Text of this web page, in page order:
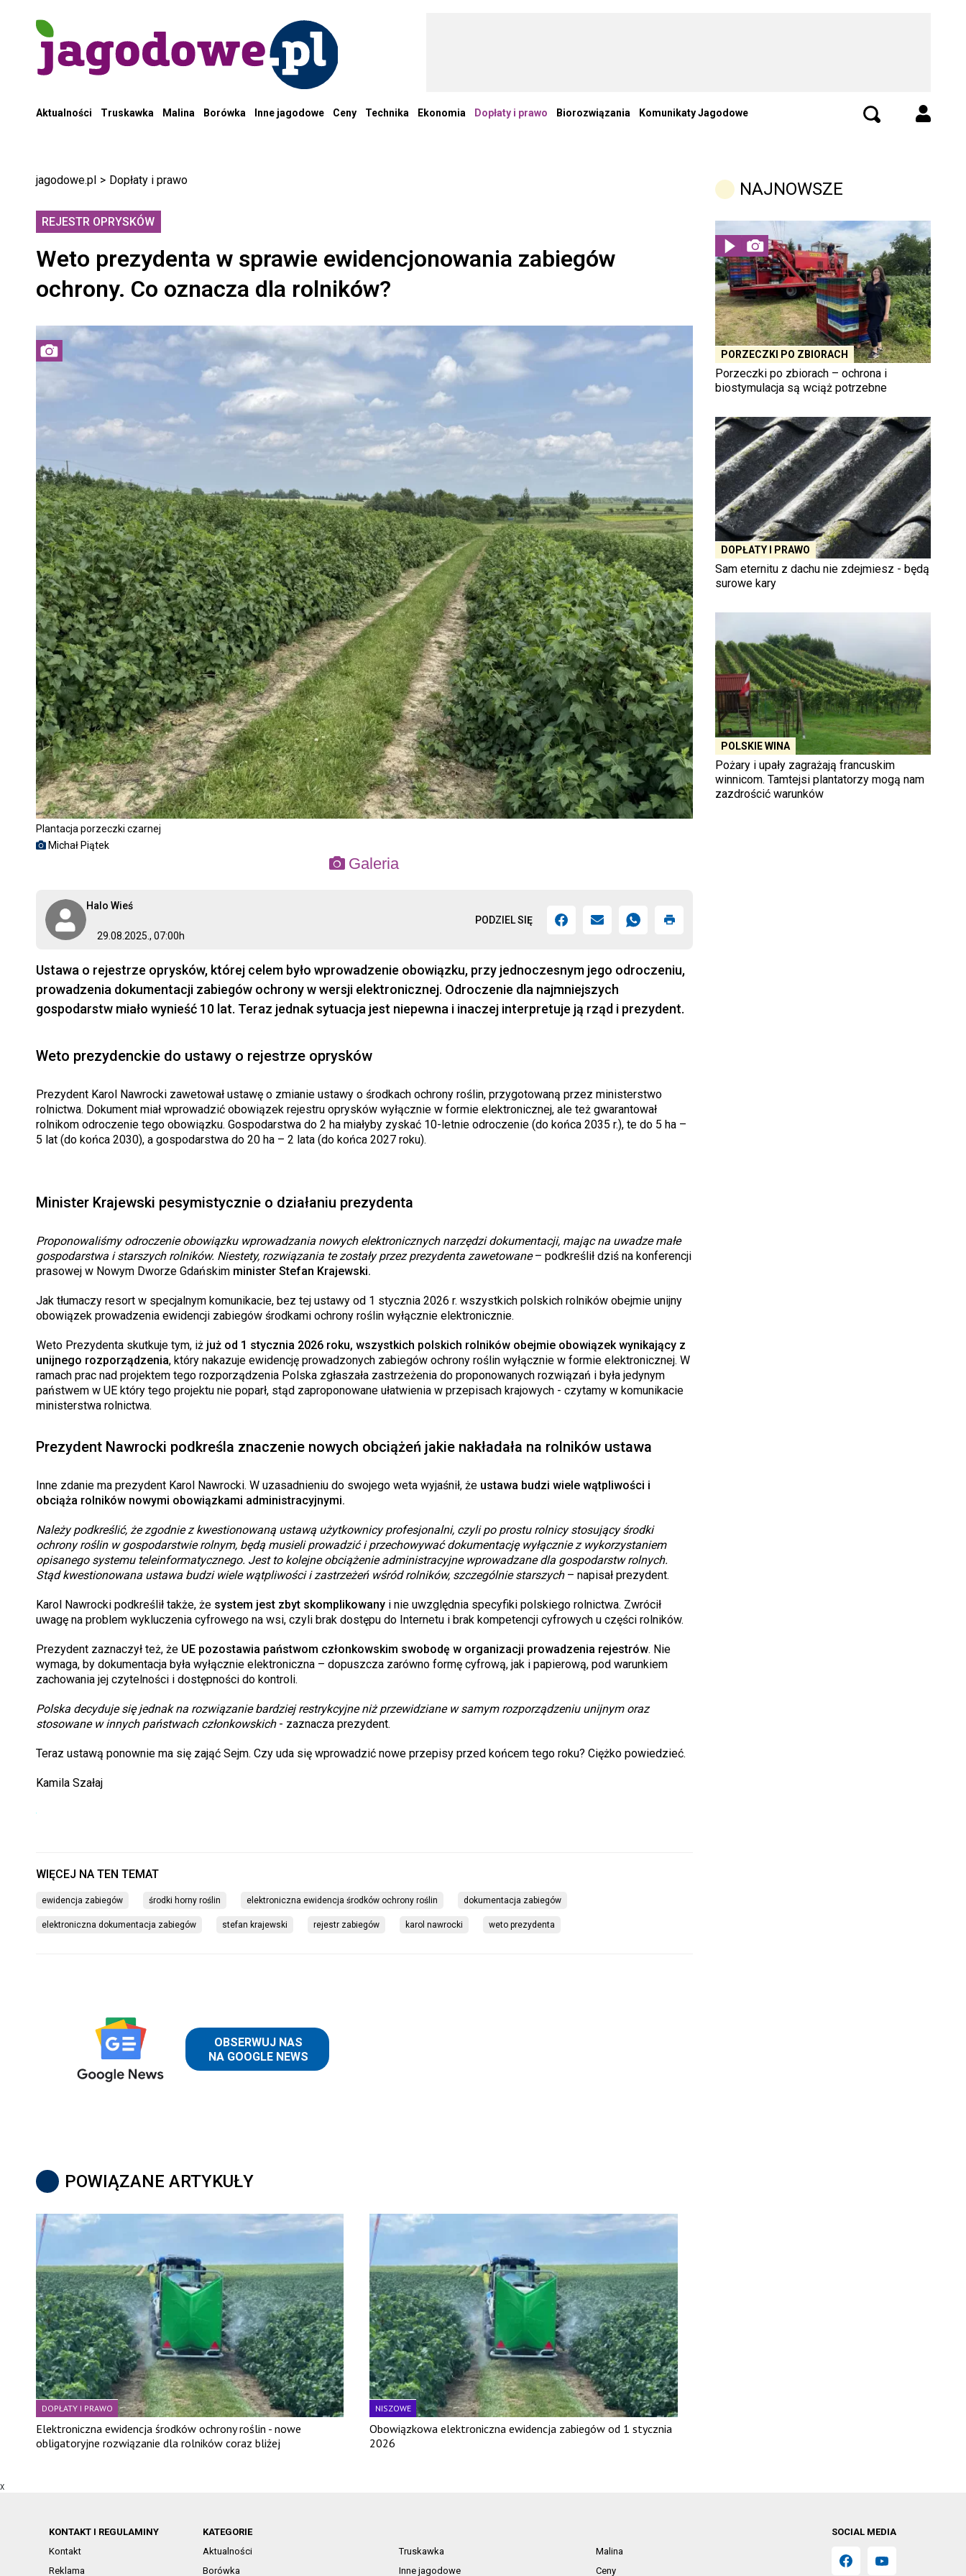
Aktualności Truskawka Malina Borówka Inne jagodowe Ceny Technika Ekonomia Dopłaty i prawo Biorozwiązania Komunikaty Jagodowe
jagodowe.pl > Dopłaty i prawo
Plantacja porzeczki czarnej
Michał Piątek
REJESTR OPRYSKÓW
Weto prezydenta w sprawie ewidencjonowania zabiegów
ochrony. Co oznacza dla rolników?
Galeria
29.08.2025., 07:00h
Halo Wieś
PODZIEL SIĘ
Ustawa o rejestrze oprysków, której celem było wprowadzenie obowiązku, przy jednoczesnym jego odroczeniu,
prowadzenia dokumentacji zabiegów ochrony w wersji elektronicznej. Odroczenie dla najmniejszych
gospodarstw miało wynieść 10 lat. Teraz jednak sytuacja jest niepewna i inaczej interpretuje ją rząd i prezydent.
Weto prezydenckie do ustawy o rejestrze oprysków
Prezydent Karol Nawrocki zawetował ustawę o zmianie ustawy o środkach ochrony roślin, przygotowaną przez ministerstwo
rolnictwa. Dokument miał wprowadzić obowiązek rejestru oprysków wyłącznie w formie elektronicznej, ale też gwarantował
rolnikom odroczenie tego obowiązku. Gospodarstwa do 2 ha miałyby zyskać 10-letnie odroczenie (do końca 2035 r.), te do 5 ha –
5 lat (do końca 2030), a gospodarstwa do 20 ha – 2 lata (do końca 2027 roku).
Minister Krajewski pesymistycznie o działaniu prezydenta
Proponowaliśmy odroczenie obowiązku wprowadzania nowych elektronicznych narzędzi dokumentacji, mając na uwadze małe
gospodarstwa i starszych rolników. Niestety, rozwiązania te zostały przez prezydenta zawetowane– podkreślił dziś na konferencji
prasowej w Nowym Dworze Gdańskim minister Stefan Krajewski.
Jak tłumaczy resort w specjalnym komunikacie, bez tej ustawy od 1 stycznia 2026 r. wszystkich polskich rolników obejmie unijny
obowiązek prowadzenia ewidencji zabiegów środkami ochrony roślin wyłącznie elektronicznie.
Weto Prezydenta skutkuje tym, iż już od 1 stycznia 2026 roku, wszystkich polskich rolników obejmie obowiązek wynikający z
unijnego rozporządzenia, który nakazuje ewidencję prowadzonych zabiegów ochrony roślin wyłącznie w formie elektronicznej. W
ramach prac nad projektem tego rozporządzenia Polska zgłaszała zastrzeżenia do proponowanych rozwiązań i była jedynym
państwem w UE który tego projektu nie poparł, stąd zaproponowane ułatwienia w przepisach krajowych - czytamy w komunikacie
ministerstwa rolnictwa.
Prezydent Nawrocki podkreśla znaczenie nowych obciążeń jakie nakładała na rolników ustawa
Inne zdanie ma prezydent Karol Nawrocki. W uzasadnieniu do swojego weta wyjaśnił, że ustawa budzi wiele wątpliwości i
obciąża rolników nowymi obowiązkami administracyjnymi.
Należy podkreślić, że zgodnie z kwestionowaną ustawą użytkownicy profesjonalni, czyli po prostu rolnicy stosujący środki
ochrony roślin w gospodarstwie rolnym, będą musieli prowadzić i przechowywać dokumentację wyłącznie z wykorzystaniem
opisanego systemu teleinformatycznego. Jest to kolejne obciążenie administracyjne wprowadzane dla gospodarstw rolnych.
Stąd kwestionowana ustawa budzi wiele wątpliwości i zastrzeżeń wśród rolników, szczególnie starszych– napisał prezydent.
Karol Nawrocki podkreślił także, że system jest zbyt skomplikowanyi nie uwzględnia specyfiki polskiego rolnictwa. Zwrócił
uwagę na problem wykluczenia cyfrowego na wsi, czyli brak dostępu do Internetu i brak kompetencji cyfrowych u części rolników.
Prezydent zaznaczył też, że UE pozostawia państwom członkowskim swobodę w organizacji prowadzenia rejestrów. Nie
wymaga, by dokumentacja była wyłącznie elektroniczna – dopuszcza zarówno formę cyfrową, jak i papierową, pod warunkiem
zachowania jej czytelności i dostępności do kontroli.
Polska decyduje się jednak na rozwiązanie bardziej restrykcyjne niż przewidziane w samym rozporządzeniu unijnym oraz
stosowane w innych państwach członkowskich- zaznacza prezydent.
Teraz ustawą ponownie ma się zająć Sejm. Czy uda się wprowadzić nowe przepisy przed końcem tego roku? Ciężko powiedzieć.
Kamila Szałaj
ewidencja zabiegów środki horny roślin elektroniczna ewidencja środków ochrony roślin dokumentacja zabiegów
elektroniczna dokumentacja zabiegów stefan krajewski rejestr zabiegów karol nawrocki weto prezydenta
POWIĄZANE ARTYKUŁY
DOPŁATY I PRAWO
Elektroniczna ewidencja środków ochrony roślin - nowe
obligatoryjne rozwiązanie dla rolników coraz bliżej
NISZOWE
Obowiązkowa elektroniczna ewidencja zabiegów od 1 stycznia
2026
NAJNOWSZE
PORZECZKI PO ZBIORACH
Porzeczki po zbiorach – ochrona i
biostymulacja są wciąż potrzebne
DOPŁATY I PRAWO
Sam eternitu z dachu nie zdejmiesz - będą
surowe kary
POLSKIE WINA
Pożary i upały zagrażają francuskim
winnicom. Tamtejsi plantatorzy mogą nam
zazdrościć warunków
X
KONTAKT I REGULAMINY
Kontakt
Reklama
KATEGORIE
Aktualności
Truskawka
Malina
Borówka
Inne jagodowe Ceny
SOCIAL MEDIA